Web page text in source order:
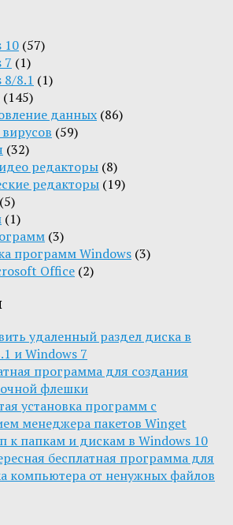
10 (57)
7 (1)
8/8.1 (1)
(145)
данных (86)
(59)
(32)
редакторы (8)
редакторы (19)
(5)
(1)
(3)
программ Windows (3)
Office (2)
удаленный раздел диска в
и Windows 7
программа для создания
флешки
установка программ с
менеджера пакетов Winget
к папкам и дискам в Windows 10
бесплатная программа для
компьютера от ненужных файлов